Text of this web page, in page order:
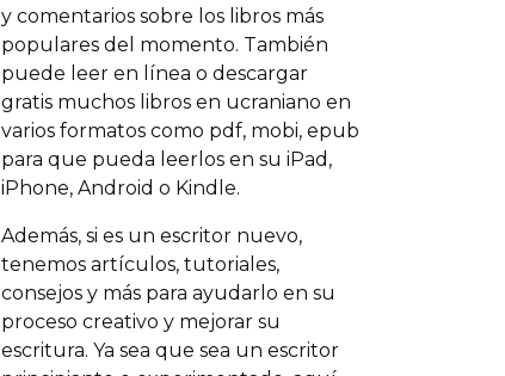
y comentarios sobre los libros más
populares del momento. También
puede leer en línea o descargar
gratis muchos libros en ucraniano en
varios formatos como pdf, mobi, epub
para que pueda leerlos en su iPad,
iPhone, Android o Kindle.
Además, si es un escritor nuevo,
tenemos artículos, tutoriales,
consejos y más para ayudarlo en su
proceso creativo y mejorar su
escritura. Ya sea que sea un escritor